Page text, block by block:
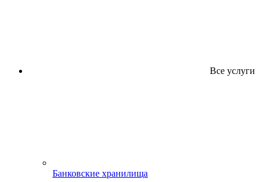
Все услуги
Банковские хранилища